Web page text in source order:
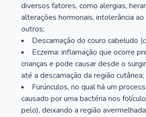
diversos fatores, como alergias,
alterações hormonais, intolerância
outros;
Descamação do couro cabeludo
Eczema: inflamação que ocorre
crianças e pode causar desde o
até a descamação da região cutânea;
Furúnculos, no qual há um
causado por uma bactéria nos
pelo), deixando a região